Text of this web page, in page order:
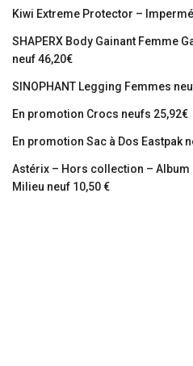
Kiwi Extreme Protector –
SHAPERX Body Gainant Femme
neuf 46,20€
SINOPHANT Legging Femmes
En promotion Crocs neufs 25,92€
En promotion Sac à Dos Eastpak
Astérix – Hors collection – Album
Milieu neuf 10,50 €